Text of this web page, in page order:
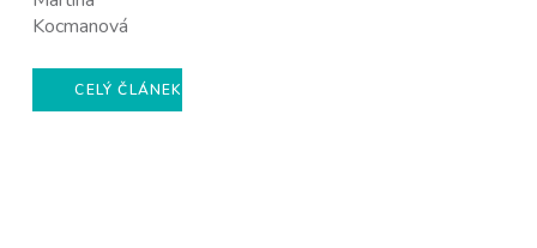
Kocmanová
CELÝ ČLÁNEK